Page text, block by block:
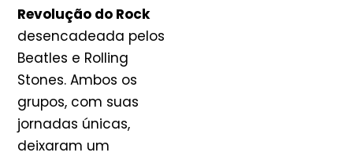
Revolução do Rock
desencadeada pelos
Beatles e Rolling
Stones. Ambos os
grupos, com suas
jornadas únicas,
deixaram um